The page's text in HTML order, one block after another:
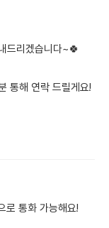
드리겠습니다~🍀
통해 연락 드릴게요!
로 통화 가능해요!